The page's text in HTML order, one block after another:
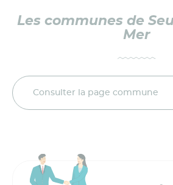
Les communes de
Mer
Consulter la page commune